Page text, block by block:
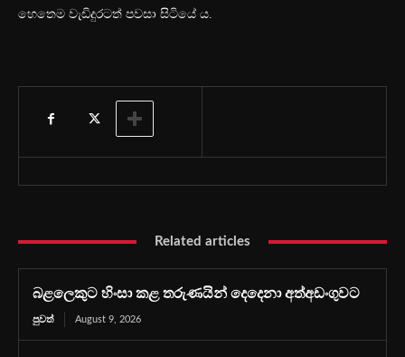
හෙතෙම වැඩිදුරටත් පවසා සිටියේ ය.
Related articles
බළලෙකුට හිංසා කළ තරුණයින් දෙදෙනා අත්අඩංගුවට
පුවත් August 9, 2026